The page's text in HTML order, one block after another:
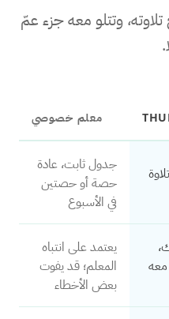
وتتلو معه جزء عمّ
معلم خصوصي
جدول ثابت، عادة
حصة أو حصتين
في الأسبوع
معه
يعتمد على انتباه
المعلم؛ قد يفوت
بعض الأخطاء